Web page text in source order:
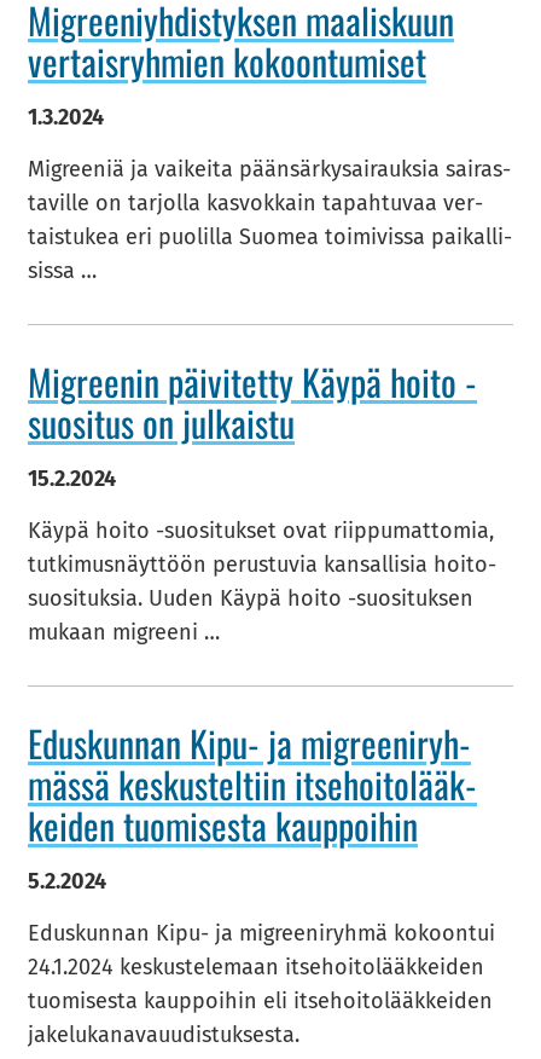
Migree­niyh­dis­tyk­sen maa­lis­kuun
ver­tais­ryh­mien ko­koon­tu­mi­set
1.3.2024
Migree­niä ja vai­kei­ta pään­sär­ky­sai­rauk­sia sai­ras­
ta­vil­le on tar­jol­la kas­vok­kain ta­pah­tu­vaa ver­
tais­tu­kea eri puo­lil­la Suo­mea toi­mi­vis­sa pai­kal­li­
sis­sa …
Migree­nin päi­vi­tet­ty Käypä hoito -​
suositus on jul­kais­tu
15.2.2024
Käypä hoito -​suositukset ovat riip­pu­mat­to­mia,
tut­ki­mus­näyt­töön pe­rus­tu­via kan­sal­li­sia hoi­to­
suo­si­tuk­sia. Uuden Käypä hoito -​suosituksen
mu­kaan migree­ni …
Edus­kun­nan Kipu- ja migree­ni­ryh­
mäs­sä kes­kus­tel­tiin it­se­hoi­to­lääk­
kei­den tuo­mi­ses­ta kaup­poi­hin
5.2.2024
Edus­kun­nan Kipu- ja migree­ni­ryh­mä ko­koon­tui
24.1.2024 kes­kus­te­le­maan it­se­hoi­to­lääk­kei­den
tuo­mi­ses­ta kaup­poi­hin eli it­se­hoi­to­lääk­kei­den
ja­ke­lu­ka­na­va­uu­dis­tuk­ses­ta.